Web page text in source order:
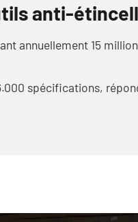
anti-
annuellement 15
spécifications,